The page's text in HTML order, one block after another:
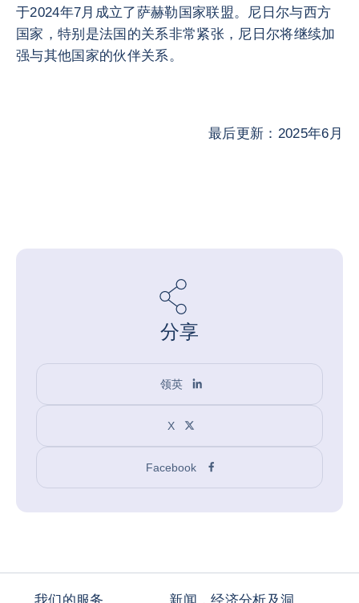
于2024年7月成立了萨赫勒国家联盟。尼日尔与西方
国家，特别是法国的关系非常紧张，尼日尔将继续加
强与其他国家的伙伴关系。
最后更新：2025年6月
分享
领英
X
Facebook